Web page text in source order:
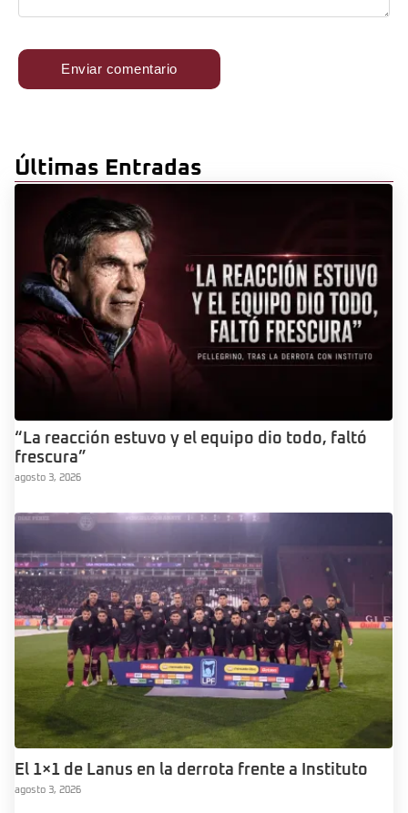
Últimas Entradas
“La reacción estuvo y el equipo dio todo, faltó
frescura”
agosto 3, 2026
El 1×1 de Lanus en la derrota frente a Instituto
agosto 3, 2026